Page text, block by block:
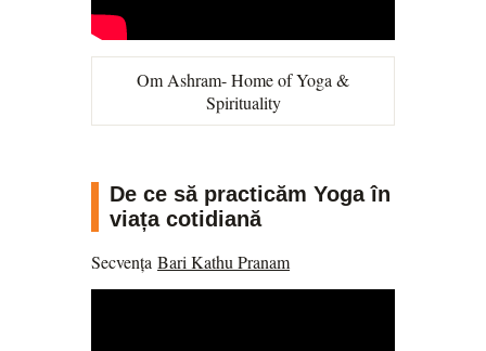
Om Ashram- Home of Yoga &
Spirituality
De ce să practicăm Yoga în
viața cotidiană
Secvența Bari Kathu Pranam